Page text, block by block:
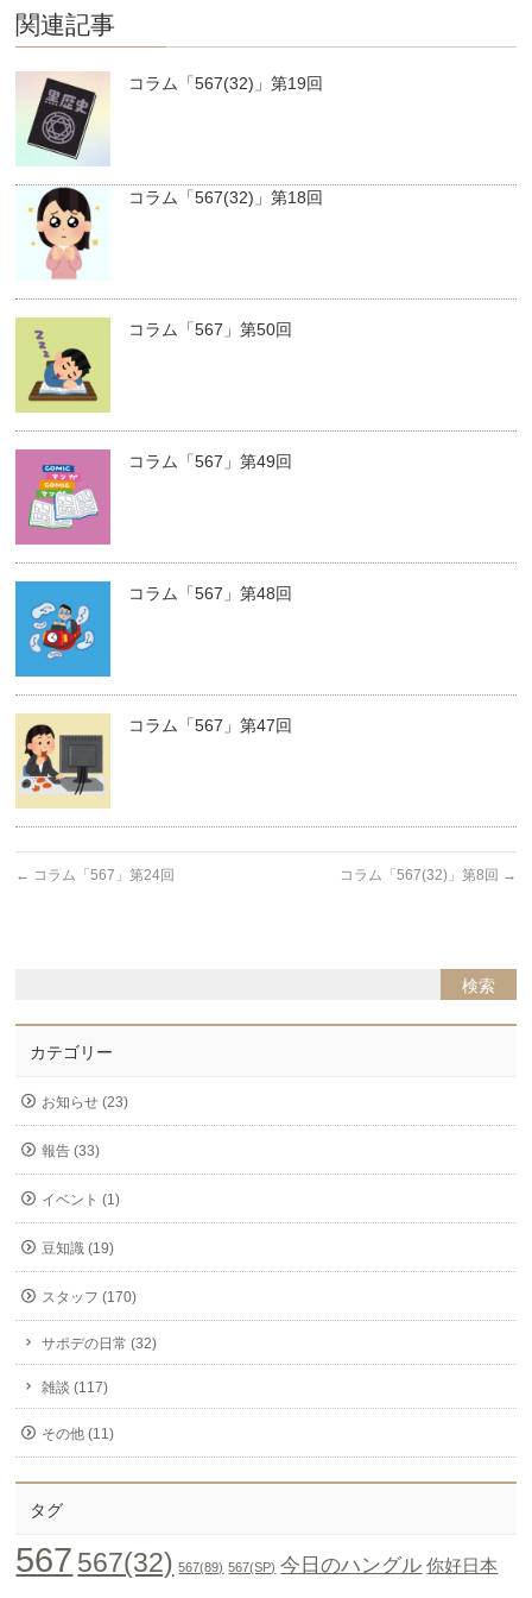
関連記事
コラム「567(32)」第19回
コラム「567(32)」第18回
コラム「567」第50回
コラム「567」第49回
コラム「567」第48回
コラム「567」第47回
← コラム「567」第24回 コラム「567(32)」第8回 →
カテゴリー
お知らせ (23)
報告 (33)
イベント (1)
豆知識 (19)
スタッフ (170)
サポデの日常 (32)
雑談 (117)
その他 (11)
タグ
567 567(32) 567(89) 567(SP) 今日のハングル 你好日本